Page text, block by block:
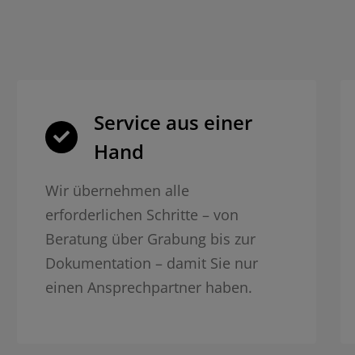
Service aus einer
Hand
Wir übernehmen alle
erforderlichen Schritte – von
Beratung über Grabung bis zur
Dokumentation – damit Sie nur
einen Ansprechpartner haben.